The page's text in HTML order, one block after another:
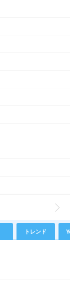
トレンド